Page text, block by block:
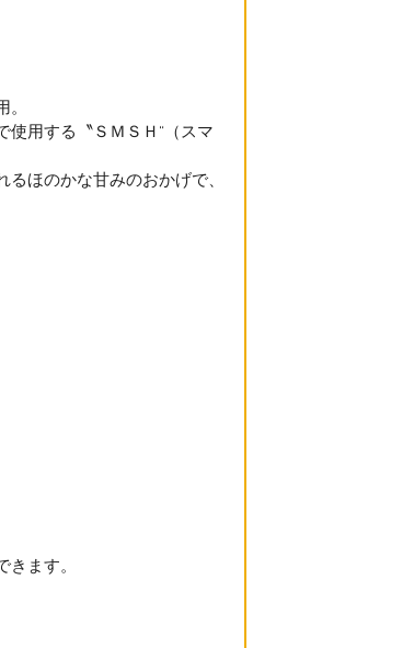
用する〝ＳＭＳＨ“（スマ
ほのかな甘みのおかげで、
ます。